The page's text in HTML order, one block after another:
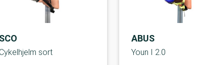
sort
ABUS
Youn I 2.0